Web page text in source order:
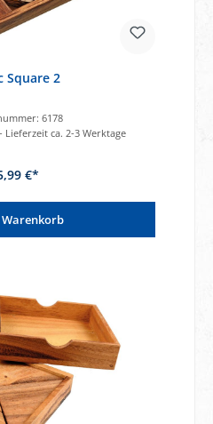
Square 2
6178
ca. 2-3 Werktage
€*
Warenkorb